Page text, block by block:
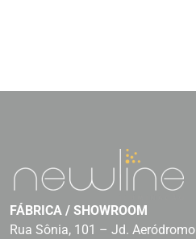
FÁBRICA / SHOWROOM
Rua Sônia, 101 – Jd. Aeródromo